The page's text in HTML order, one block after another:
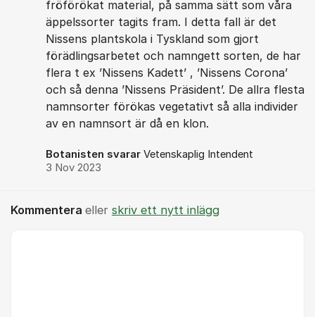
fröförökat material, på samma sätt som våra
äppelssorter tagits fram. I detta fall är det
Nissens plantskola i Tyskland som gjort
förädlingsarbetet och namngett sorten, de har
flera t ex ’Nissens Kadett’ , ’Nissens Corona’
och så denna ’Nissens Präsident’. De allra flesta
namnsorter förökas vegetativt så alla individer
av en namnsort är då en klon.
Botanisten svarar Vetenskaplig Intendent
3 Nov 2023
Kommentera eller skriv ett nytt inlägg